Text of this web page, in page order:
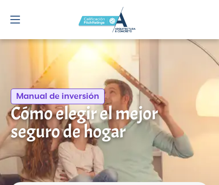
Manual de inversión
Cómo elegir el mejor
seguro de hogar